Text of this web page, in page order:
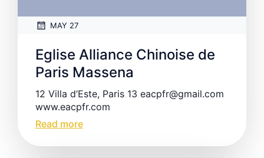
MAY 27
Eglise Alliance Chinoise de
Paris Massena
12 Villa d’Este, Paris 13 eacpfr@gmail.com
www.eacpfr.com
Read more